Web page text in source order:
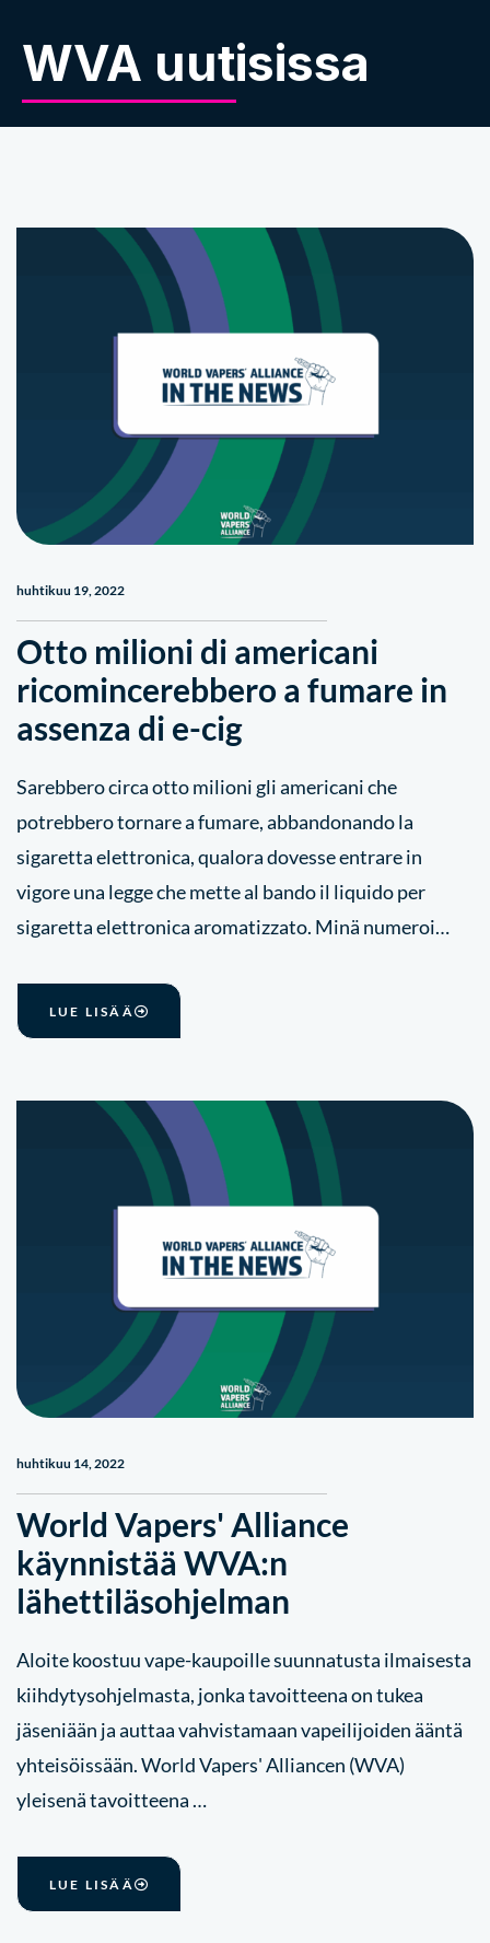
WVA uutisissa
huhtikuu 19, 2022
Otto milioni di americani
ricomincerebbero a fumare in
assenza di e-cig
Sarebbero circa otto milioni gli americani che
potrebbero tornare a fumare, abbandonando la
sigaretta elettronica, qualora dovesse entrare in
vigore una legge che mette al bando il liquido per
sigaretta elettronica aromatizzato. Minä numeroi…
LUE LISÄÄ
huhtikuu 14, 2022
World Vapers' Alliance
käynnistää WVA:n
lähettiläsohjelman
Aloite koostuu vape-kaupoille suunnatusta ilmaisesta
kiihdytysohjelmasta, jonka tavoitteena on tukea
jäseniään ja auttaa vahvistamaan vapeilijoiden ääntä
yhteisöissään. World Vapers' Alliancen (WVA)
yleisenä tavoitteena …
LUE LISÄÄ